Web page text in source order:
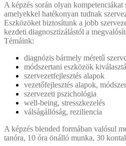
A képzés során olyan
amelyekkel hatékonyan tudnak
Eszközöket biztosítunk a jobb
kezdeti diagnosztizálástól a
Témáink:
diagnózis bármely méretű
módszertani eszközök
szervezetfejlesztés alapok
vezetőfejlesztés alapok,
szervezeti pszichológia
well-being, stresszkezelés
válságállóság, reziliencia
A képzés blended formában valósul
tanóra, 10 óra önálló munka, 30